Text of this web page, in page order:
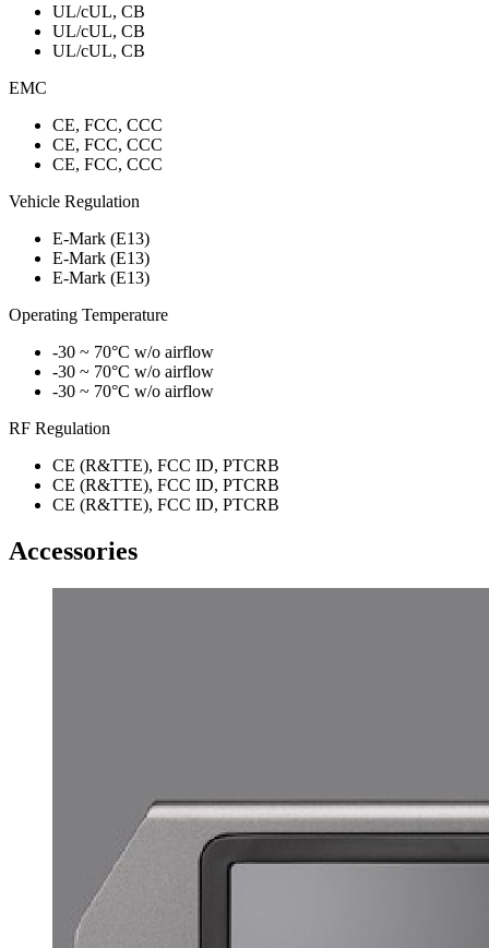
UL/cUL, CB
UL/cUL, CB
UL/cUL, CB
EMC
CE, FCC, CCC
CE, FCC, CCC
CE, FCC, CCC
Vehicle Regulation
E-Mark (E13)
E-Mark (E13)
E-Mark (E13)
Operating Temperature
-30 ~ 70°C w/o airflow
-30 ~ 70°C w/o airflow
-30 ~ 70°C w/o airflow
RF Regulation
CE (R&TTE), FCC ID, PTCRB
CE (R&TTE), FCC ID, PTCRB
CE (R&TTE), FCC ID, PTCRB
Accessories